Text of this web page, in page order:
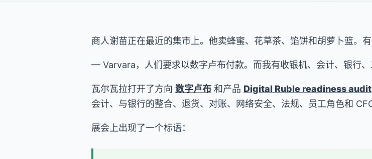
商人谢苗正在最近的集市上。他卖蜂蜜、花草茶、馅饼和胡萝卜篮。有
— Varvara，人们要求以数字卢布付款。而我有收银机、会计、银行、
瓦尔瓦拉打开了方向 数字卢布 和产品 Digital Ruble readiness audit
会计、与银行的整合、退货、对账、网络安全、法规、员工角色和
展会上出现了一个标语：